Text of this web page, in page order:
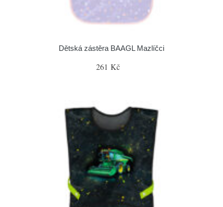
Dětská zástěra BAAGL Mazlíčci
261 Kč